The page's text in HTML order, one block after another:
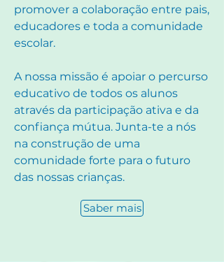
promover a colaboração entre pais,
educadores e toda a comunidade
escolar.
A nossa missão é apoiar o percurso
educativo de todos os alunos
através da participação ativa e da
confiança mútua. Junta-te a nós
na construção de uma
comunidade forte para o futuro
das nossas crianças.
Saber mais